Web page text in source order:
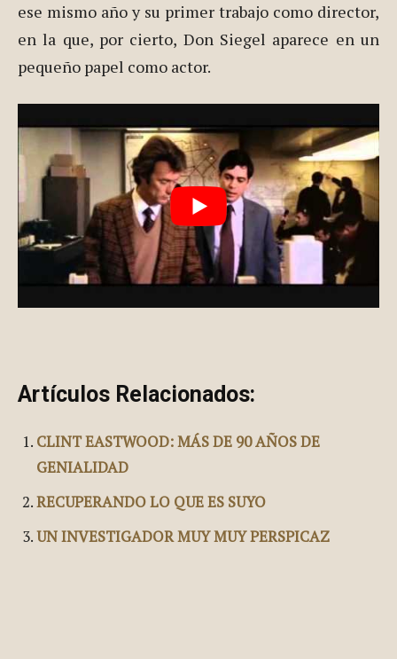
ese mismo año y su primer trabajo como director,
en la que, por cierto, Don Siegel aparece en un
pequeño papel como actor.
Artículos Relacionados:
CLINT EASTWOOD: MÁS DE 90 AÑOS DE
GENIALIDAD
RECUPERANDO LO QUE ES SUYO
UN INVESTIGADOR MUY MUY PERSPICAZ